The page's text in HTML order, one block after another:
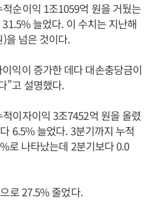
순이익 1조1059억 원을 거뒀는
늘었다. 이 수치는 지난해
을 넘은 것이다.
익이 증가한 데다 대손충당금이
”고 설명했다.
이자이익 3조7452억 원을 올렸
6.5% 늘었다. 3분기까지 누적
로 나타났는데 2분기보다 0.0
로 27.5% 줄었다.